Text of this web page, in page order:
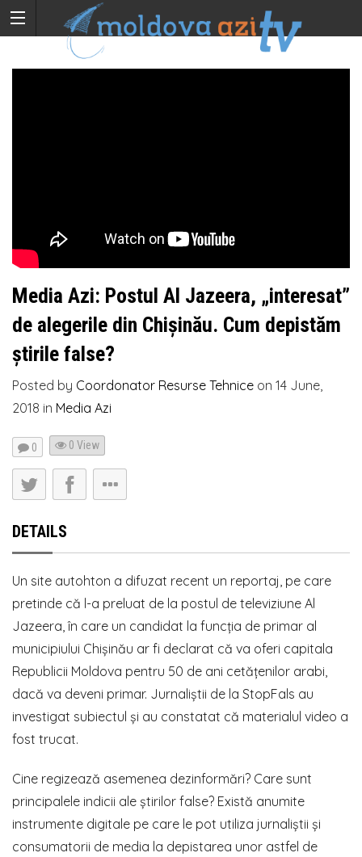
Media Azi: Postul Al Jazeera, „interesat”
de alegerile din Chișinău. Cum depistăm
știrile false?
Posted by Coordonator Resurse Tehnice on 14 June,
2018 in Media Azi
0 0 View
DETAILS
Un site autohton a difuzat recent un reportaj, pe care
pretinde că l-a preluat de la postul de televiziune Al
Jazeera, în care un candidat la funcția de primar al
municipiului Chișinău ar fi declarat că va oferi capitala
Republicii Moldova pentru 50 de ani cetățenilor arabi,
dacă va deveni primar. Jurnaliștii de la StopFals au
investigat subiectul și au constatat că materialul video a
fost trucat.
Cine regizează asemenea dezinformări? Care sunt
principalele indicii ale știrilor false? Există anumite
instrumente digitale pe care le pot utiliza jurnaliștii și
consumatorii de media la depistarea unor astfel de